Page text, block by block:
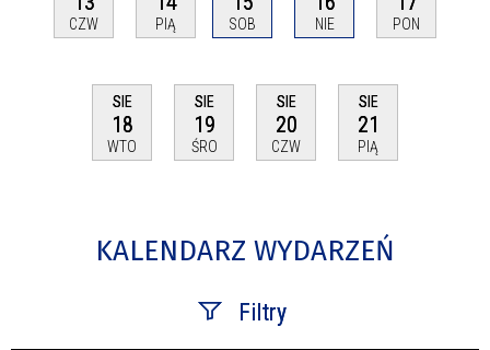
CZW PIĄ SOB NIE PON
SIE
18
WTO
SIE
19
ŚRO
SIE
20
CZW
SIE
21
PIĄ
KALENDARZ WYDARZEŃ
Filtry